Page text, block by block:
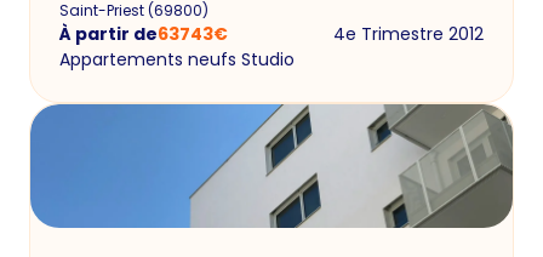
Saint-Priest(69800)
À partir de63743€
4e Trimestre 2012
Appartements neufs Studio